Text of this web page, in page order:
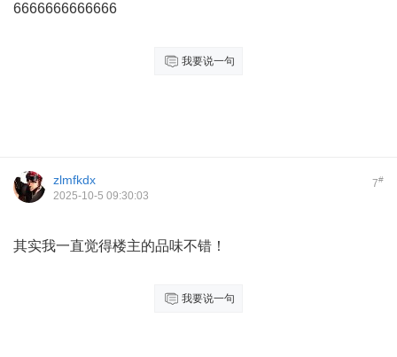
6666666666666
我要说一句
7#
zlmfkdx
2025-10-5 09:30:03
其实我一直觉得楼主的品味不错！
我要说一句